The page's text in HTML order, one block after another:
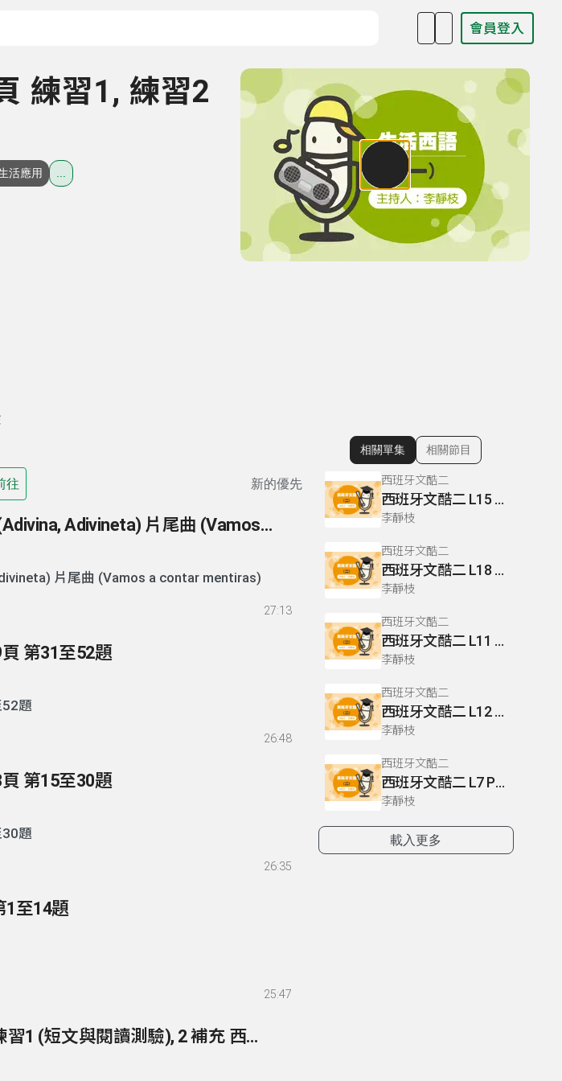
會員登入
練習1, 練習2
活應用
往 新的優先
156- 歌曲賞析 片頭曲 (Adivina, Adivineta) 片尾曲 (Vamos a contar mentiras)
歌曲賞析 片頭曲 (Adivina, Adivineta) 片尾曲 (Vamos a contar mentiras)
27:13
第31至52題
第31至52題
26:48
第15至30題
第15至30題
26:35
1至14題
25:47
152- 第40單元 164頁 練習1 (短文與閱讀測驗), 2 補充 西班牙語電話用語
顯示相關單集
相關單集 相關節目
西班牙文酷二
西班牙文酷二 L15 P133.138
李靜枝
西班牙文酷二
西班牙文酷二 L18 P162
李靜枝
西班牙文酷二
西班牙文酷二 L11 P101
李靜枝
西班牙文酷二
西班牙文酷二 L12 P105
李靜枝
西班牙文酷二
西班牙文酷二 L7 P60.62-63
李靜枝
載入更多